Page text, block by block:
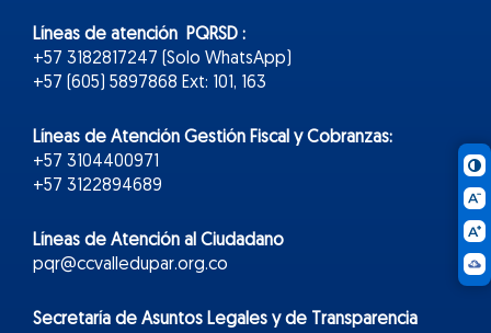
Líneas de atención PQRSD :
+57 3182817247 (Solo WhatsApp)
+57 (605) 5897868 Ext: 101, 163
Líneas de Atención Gestión Fiscal y Cobranzas:
+57 3104400971
+57 3122894689
Líneas de Atención al Ciudadano
pqr@ccvalledupar.org.co
Secretaría de Asuntos Legales y de Transparencia